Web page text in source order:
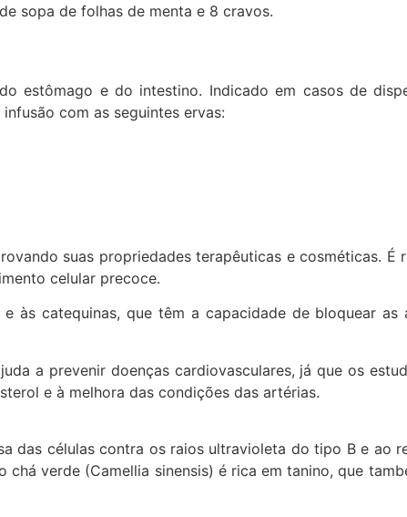
sopa de folhas de menta e 8 cravos.
estômago e do intestino. Indicado em casos de
com as seguintes ervas:
suas propriedades terapêuticas e cosméticas.
celular precoce.
catequinas, que têm a capacidade de bloquear as
a prevenir doenças cardiovasculares, já que os
e à melhora das condições das artérias.
das células contra os raios ultravioleta do tipo B e ao
verde (Camellia sinensis) é rica em tanino, que